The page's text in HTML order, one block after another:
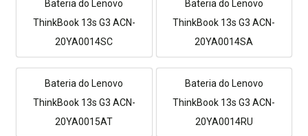
Bateria do Lenovo
ThinkBook 13s G3 ACN-
20YA0014SC
Bateria do Lenovo
ThinkBook 13s G3 ACN-
20YA0014SA
Bateria do Lenovo
ThinkBook 13s G3 ACN-
20YA0015AT
Bateria do Lenovo
ThinkBook 13s G3 ACN-
20YA0014RU